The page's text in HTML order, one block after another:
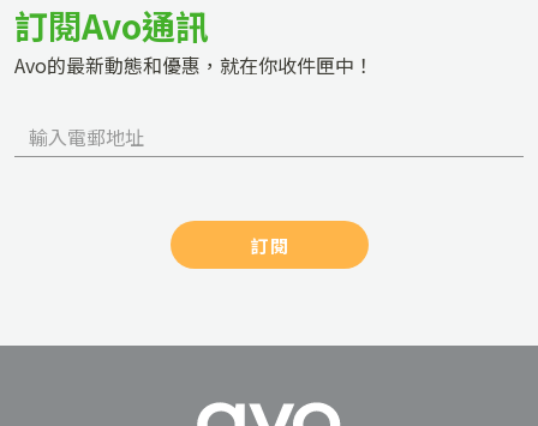
訂閱Avo通訊
Avo的最新動態和優惠，就在你收件匣中！
訂閱